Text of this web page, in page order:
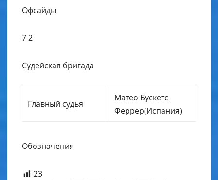
Офсайды
7 2
Судейская бригада
Главный судья
Матео Бускетс
Феррер(Испания)
Обозначения
23